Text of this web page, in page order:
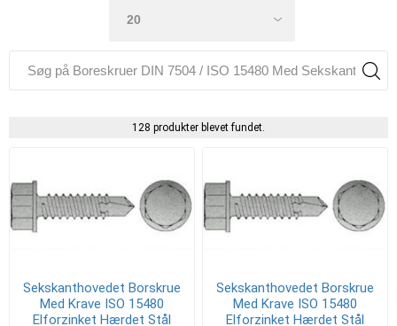
128 produkter blevet fundet.
Sekskanthovedet Borskrue
Med Krave ISO 15480
Elforzinket Hærdet Stål
Sekskanthovedet Borskrue
Med Krave ISO 15480
Elforzinket Hærdet Stål